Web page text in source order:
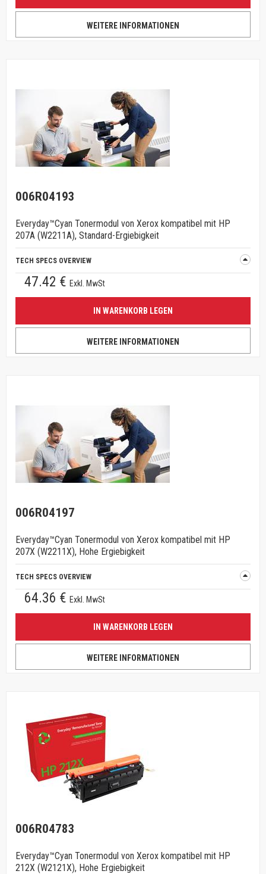
WEITERE INFORMATIONEN
006R04193
Everyday™Cyan Tonermodul von Xerox kompatibel mit HP
207A (W2211A), Standard-Ergiebigkeit
TECH SPECS OVERVIEW
47.42 € Exkl. MwSt
IN WARENKORB LEGEN
WEITERE INFORMATIONEN
006R04197
Everyday™Cyan Tonermodul von Xerox kompatibel mit HP
207X (W2211X), Hohe Ergiebigkeit
TECH SPECS OVERVIEW
64.36 € Exkl. MwSt
IN WARENKORB LEGEN
WEITERE INFORMATIONEN
006R04783
Everyday™Cyan Tonermodul von Xerox kompatibel mit HP
212X (W2121X), Hohe Ergiebigkeit